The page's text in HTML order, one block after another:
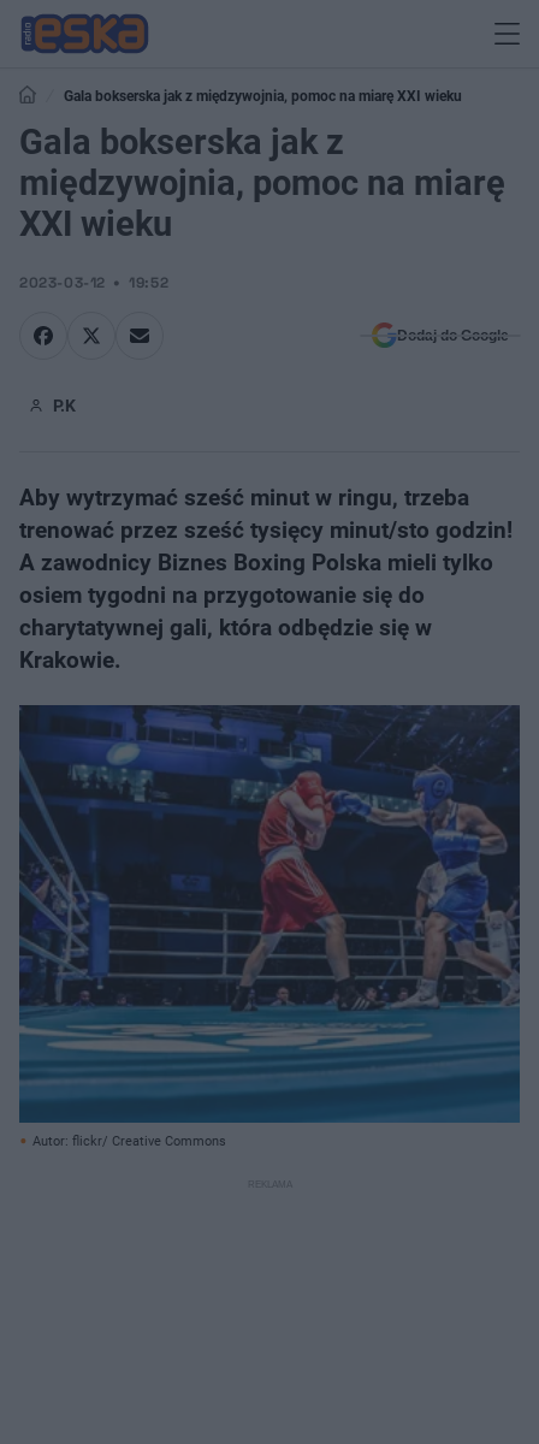
Gala bokserska jak z międzywojnia, pomoc na miarę XXI wieku
Gala bokserska jak z
międzywojnia, pomoc na miarę
XXI wieku
2023-03-12 19:52
Dodaj do Google
P.K
Aby wytrzymać sześć minut w ringu, trzeba
trenować przez sześć tysięcy minut/sto godzin!
A zawodnicy Biznes Boxing Polska mieli tylko
osiem tygodni na przygotowanie się do
charytatywnej gali, która odbędzie się w
Krakowie.
Autor: flickr/ Creative Commons